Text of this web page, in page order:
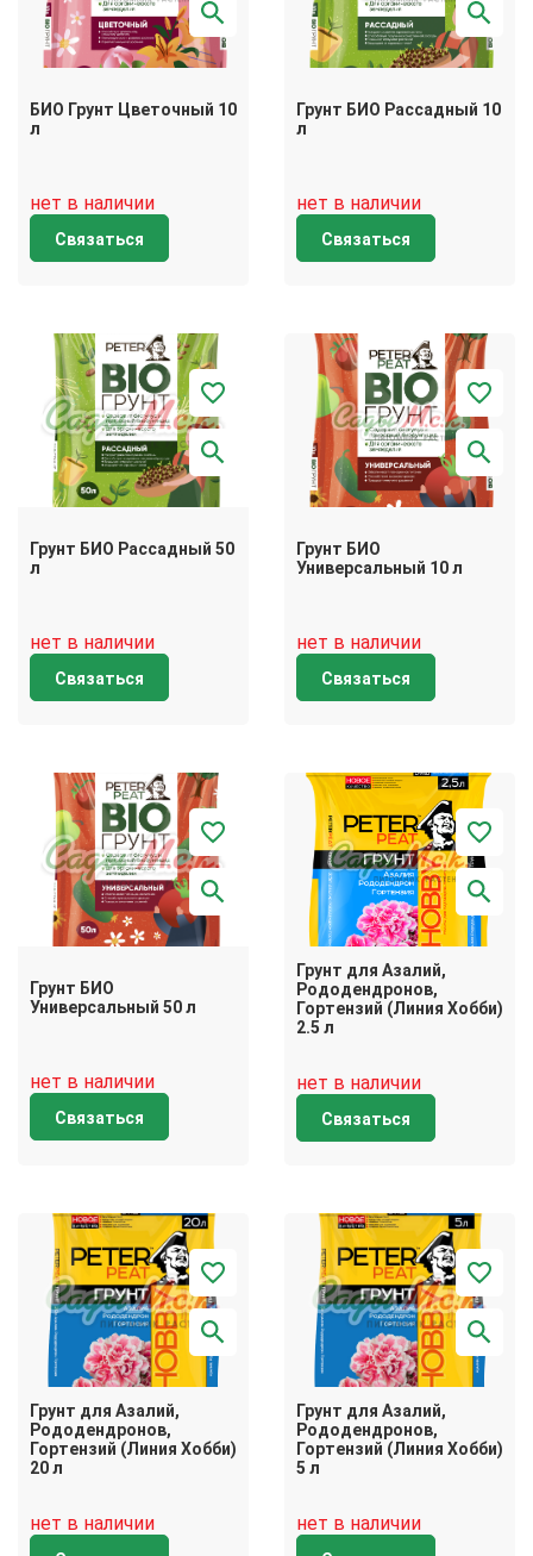
БИО Грунт Цветочный 10
л
нет в наличии
Связаться
Грунт БИО Рассадный 10
л
нет в наличии
Связаться
Грунт БИО Рассадный 50
л
нет в наличии
Связаться
Грунт БИО
Универсальный 10 л
нет в наличии
Связаться
Грунт БИО
Универсальный 50 л
нет в наличии
Связаться
Грунт для Азалий,
Рододендронов,
Гортензий (Линия Хобби)
2.5 л
нет в наличии
Связаться
Грунт для Азалий,
Рододендронов,
Гортензий (Линия Хобби)
20 л
нет в наличии
Грунт для Азалий,
Рододендронов,
Гортензий (Линия Хобби)
5 л
нет в наличии